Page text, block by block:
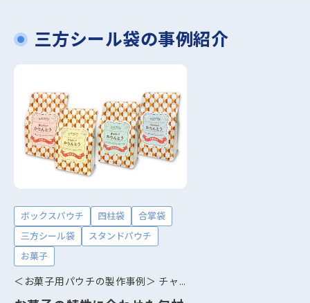
三方シール袋の事例紹介
ボックスパウチ 四柱袋
合掌袋
三方シール袋
スタンドパウチ
お菓子
＜お菓子用パウチの製作事例＞ チャック付き袋・高バリア素材で鮮度をキープ